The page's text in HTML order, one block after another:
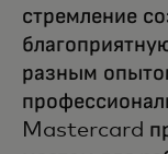
стремление
разным
Mastercard